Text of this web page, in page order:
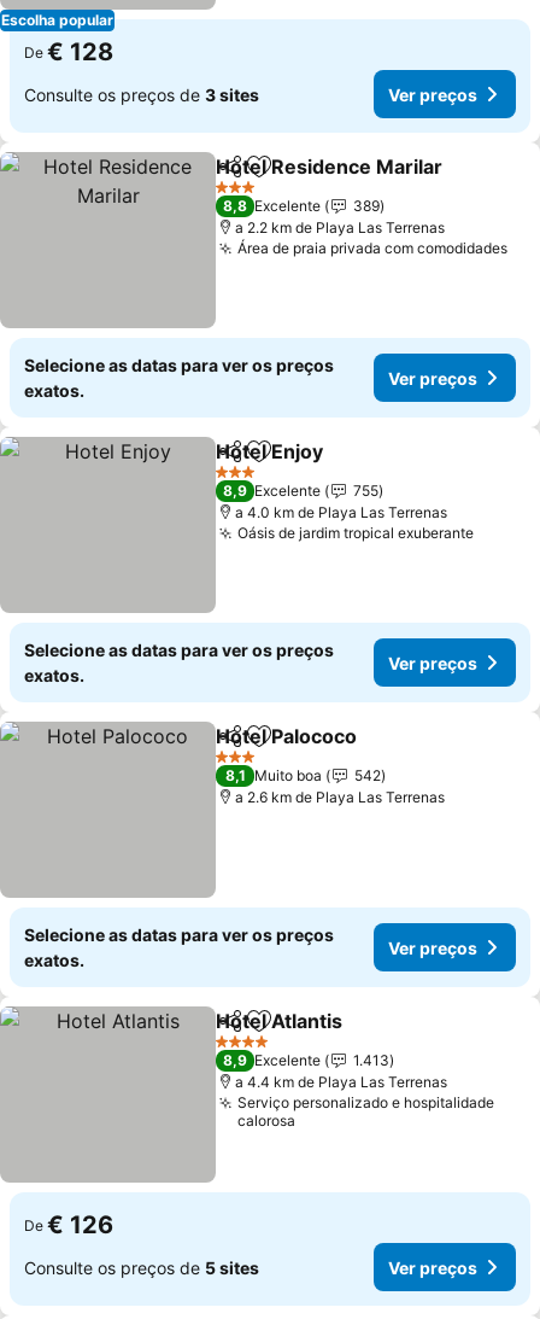
Escolha popular
De € 128
Consulte os preços de 3 sites Ver preços
PartilharAdicionar aos favoritos
Hotel Residence Marilar
3 Estrelas
8,8 Excelente
389
a 2.2 km de Playa Las Terrenas
Área de praia privada com comodidades
Selecione as datas para ver os preços
exatos.
Ver preços
PartilharAdicionar aos favoritos
Hotel Enjoy
3 Estrelas
8,9 Excelente
755
a 4.0 km de Playa Las Terrenas
Oásis de jardim tropical exuberanteVer
Selecione as datas para ver os preços
exatos.
Ver preços
PartilharAdicionar aos favoritos
Hotel Palococo
3 Estrelas
8,1 Muito boa
542
a 2.6 km de Playa Las Terrenas
Selecione as datas para ver os preços
exatos.
Ver preços
PartilharAdicionar aos favoritos
Hotel Atlantis
4 Estrelas
8,9 Excelente
1.413
a 4.4 km de Playa Las Terrenas
Serviço personalizado e hospitalidade
calorosa
De € 126
Consulte os preços de 5 sites Ver preços